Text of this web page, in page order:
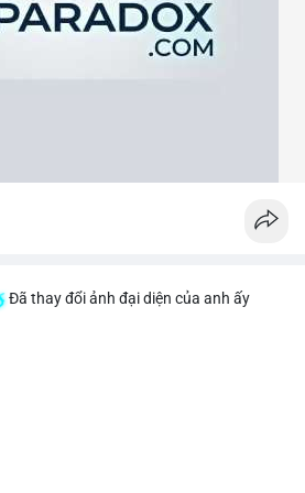
dựa trên vùng hỗ trợ và kháng cự rõ
Đã thay đổi ảnh đại diện của anh ấy